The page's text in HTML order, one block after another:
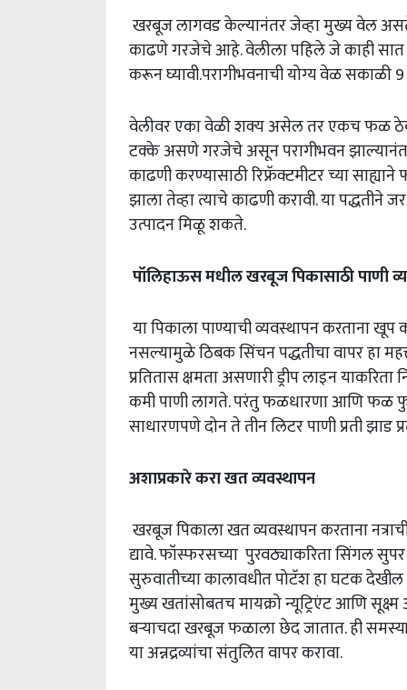
खरबूज लागवड केल्यानंतर जेव्हा मुख्य वेल
काढणे गरजेचे आहे. वेलीला पहिले जे काही सात
करून घ्यावी.परागीभवनाची योग्य वेळ सकाळी
वेलीवर एका वेळी शक्य असेल तर एकच फळ
टक्के असणे गरजेचे असून परागीभवन
काढणी करण्यासाठी रिफ्रॅक्टमीटर च्या
झाला तेव्हा त्याचे काढणी करावी. या
उत्पादन मिळू शकते.
पॉलिहाऊसमधीलखरबूजपिकासाठीपाणी
या पिकाला पाण्याची व्यवस्थापन करताना
नसल्यामुळे ठिबक सिंचन पद्धतीचा वापर हा
प्रतितास क्षमता असणारी ड्रीप लाइन
कमी पाणी लागते. परंतु फळधारणा आणि फळ
साधारणपणे दोन ते तीन लिटर पाणी प्रती
अशाप्रकारेकराखतव्यवस्थापन
खरबूज पिकाला खत व्यवस्थापन करताना
द्यावे. फॉस्फरसच्या पुरवठ्याकरिता सिंगल
सुरुवातीच्या कालावधीत पोटॅश हा घटक देखील
मुख्य खतांसोबतच मायक्रो न्यूट्रिएंट आणि
बऱ्याचदा खरबूज फळाला छेद जातात. ही
या अन्नद्रव्यांचा संतुलित वापर करावा.